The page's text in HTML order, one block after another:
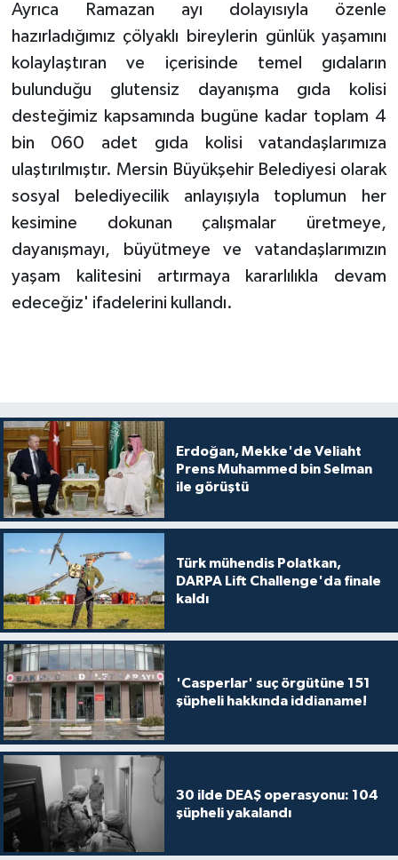
Ayrıca Ramazan ayı dolayısıyla özenle
hazırladığımız çölyaklı bireylerin günlük yaşamını
kolaylaştıran ve içerisinde temel gıdaların
bulunduğu glutensiz dayanışma gıda kolisi
desteğimiz kapsamında bugüne kadar toplam 4
bin 060 adet gıda kolisi vatandaşlarımıza
ulaştırılmıştır. Mersin Büyükşehir Belediyesi olarak
sosyal belediyecilik anlayışıyla toplumun her
kesimine dokunan çalışmalar üretmeye,
dayanışmayı, büyütmeye ve vatandaşlarımızın
yaşam kalitesini artırmaya kararlılıkla devam
edeceğiz' ifadelerini kullandı.
Erdoğan, Mekke'de Veliaht
Prens Muhammed bin Selman
ile görüştü
Türk mühendis Polatkan,
DARPA Lift Challenge'da finale
kaldı
'Casperlar' suç örgütüne 151
şüpheli hakkında iddianame!
30 ilde DEAŞ operasyonu: 104
şüpheli yakalandı